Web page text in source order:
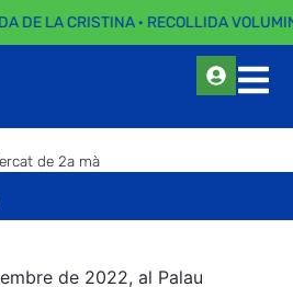
DE LA CRISTINA · RECOLLIDA
de 2a mà
de 2022, al Palau